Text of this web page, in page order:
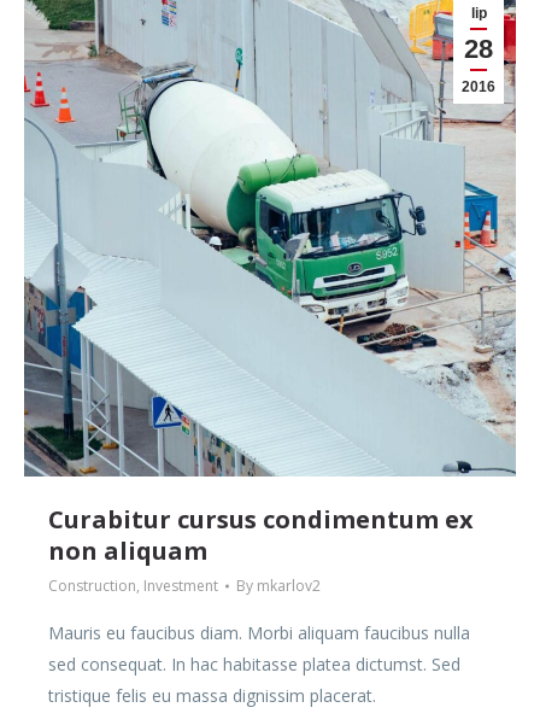
lip
28
2016
Curabitur cursus condimentum ex
non aliquam
Construction, Investment By mkarlov2
Mauris eu faucibus diam. Morbi aliquam faucibus nulla
sed consequat. In hac habitasse platea dictumst. Sed
tristique felis eu massa dignissim placerat.